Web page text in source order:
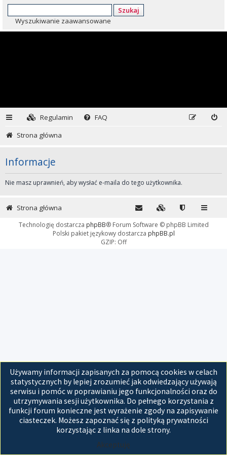
Szukaj
Wyszukiwanie zaawansowane
Regulamin
FAQ
Strona główna
Informacje
Nie masz uprawnień, aby wysłać e-maila do tego użytkownika.
Używamy informacji zapisanych za pomocą cookies w celach
statystycznych by lepiej zrozumieć jak odwiedzający używają
serwisu i pomóc w poprawianiu jego funkcjonalności oraz do
utrzymywania sesji użytkownika. Do pełnego korzystania z
funkcji forum konieczne jest wyrażenie zgody na zapisywanie
ciasteczek. Możesz zapoznać się z polityką prywatności
korzystając z linka na dole strony.
Akceptuję
Strona główna
Technologię dostarcza phpBB® Forum Software © phpBB Limited
Polski pakiet językowy dostarcza phpBB.pl
GZIP: Off